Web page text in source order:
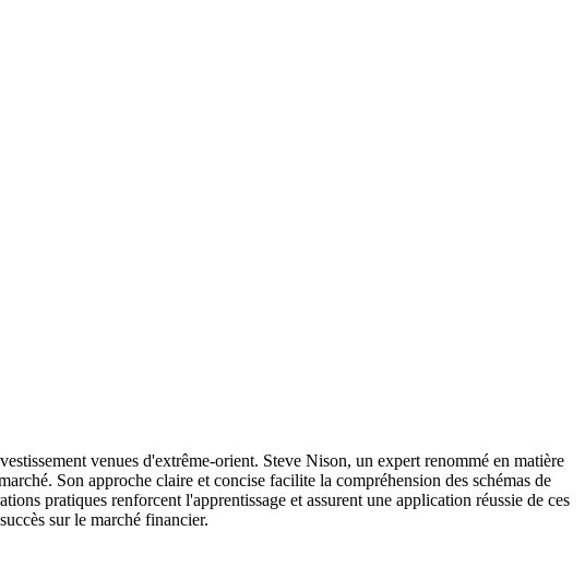
venues d'extrême-orient. Steve Nison, un expert renommé en matière
Son approche claire et concise facilite la compréhension des schémas de
pratiques renforcent l'apprentissage et assurent une application réussie de ces
sur le marché financier.